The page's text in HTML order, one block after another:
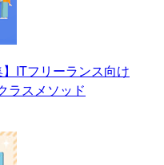
】ITフリーランス向け
ラスメソッド